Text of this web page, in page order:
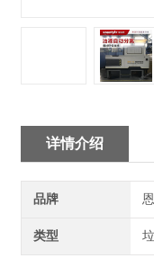
详情介绍
品牌
类型